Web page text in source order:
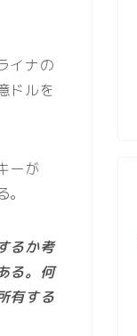
イナの
ドルを
ーが
るか考
る。何
有する